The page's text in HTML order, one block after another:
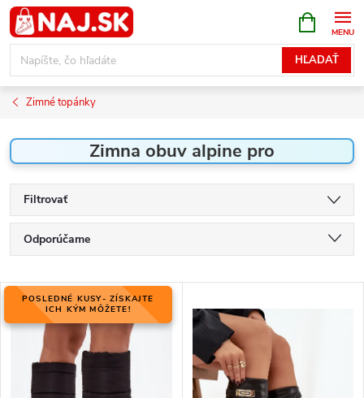
Prejsť
na
obsah
HĽADAŤ
KOŠÍK
Zimné topánky
Zimna obuv alpine pro
Filtrovať
a
d
n
Odporúčame
Najdrahšie
Najpredávanejšie
Abecedne
V
p
POSLEDNÉ KUSY- ZÍSKAJTE
ICH KÝM MÔŽETE!